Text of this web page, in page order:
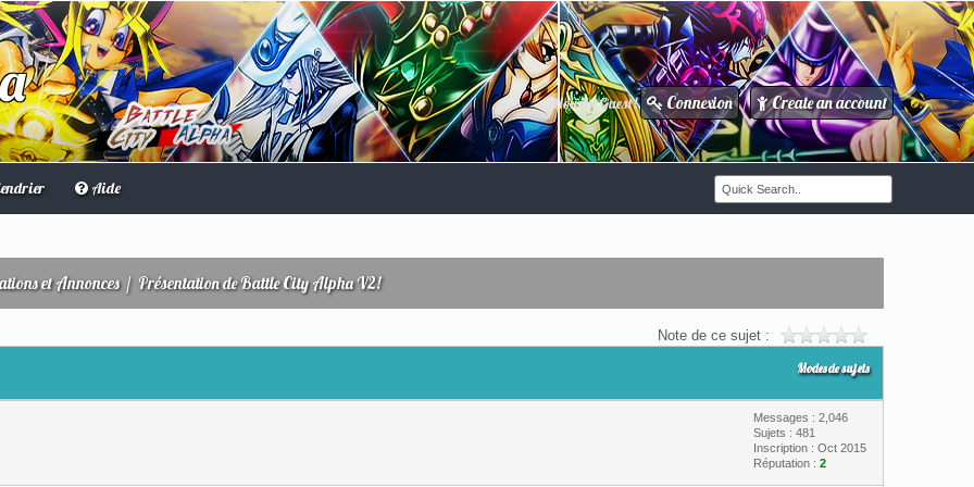
Howdy Guest! Connexion / Create an account
Aide
et Annonces / Présentation de Battle City Alpha V2!
Note de ce sujet :
Modes de sujets
Messages : 2,046
Sujets : 481
Inscription : Oct 2015
Réputation : 2